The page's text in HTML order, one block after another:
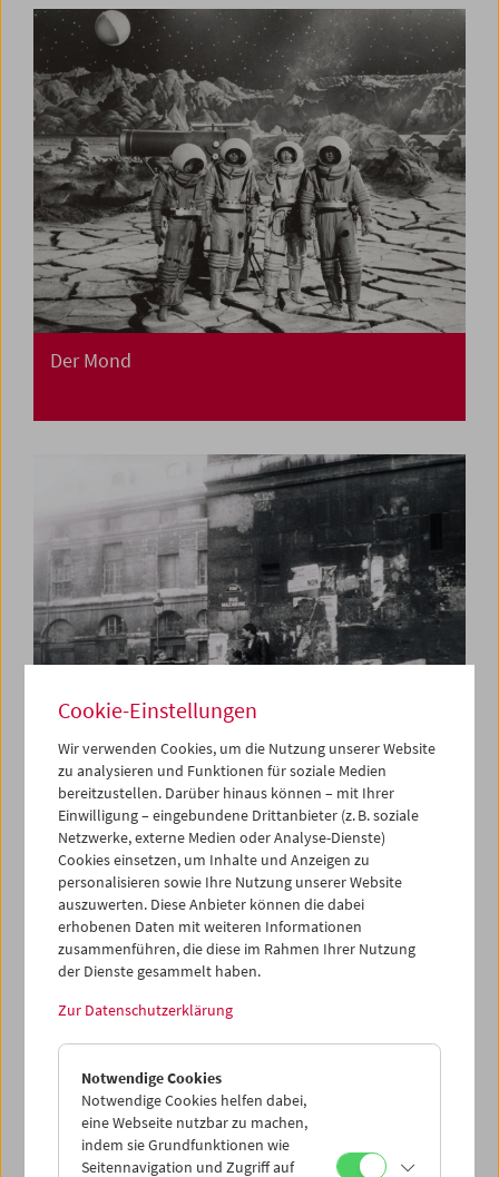
Der Mond
Buchpräsentation und Filme: "Guy Debord –
Das filmische Gesamtwerk"
Cookie-Einstellungen
Wir verwenden Cookies, um die Nutzung unserer Website
zu analysieren und Funktionen für soziale Medien
bereitzustellen. Darüber hinaus können – mit Ihrer
Einwilligung – eingebundene Drittanbieter (z. B. soziale
Netzwerke, externe Medien oder Analyse-Dienste)
Cookies einsetzen, um Inhalte und Anzeigen zu
personalisieren sowie Ihre Nutzung unserer Website
auszuwerten. Diese Anbieter können die dabei
erhobenen Daten mit weiteren Informationen
zusammenführen, die diese im Rahmen Ihrer Nutzung
der Dienste gesammelt haben.
Zur Datenschutzerklärung
Notwendige Cookies
Notwendige Cookies helfen dabei,
eine Webseite nutzbar zu machen,
indem sie Grundfunktionen wie
Seitennavigation und Zugriff auf